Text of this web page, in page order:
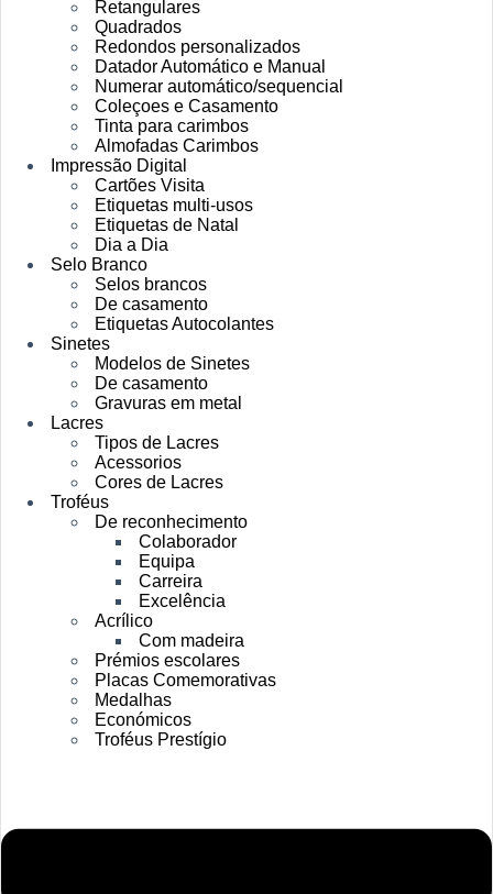
Retangulares
Quadrados
Redondos personalizados
Datador Automático e Manual
Numerar automático/sequencial
Coleçoes e Casamento
Tinta para carimbos
Almofadas Carimbos
Impressão Digital
Cartões Visita
Etiquetas multi-usos
Etiquetas de Natal
Dia a Dia
Selo Branco
Selos brancos
De casamento
Etiquetas Autocolantes
Sinetes
Modelos de Sinetes
De casamento
Gravuras em metal
Lacres
Tipos de Lacres
Acessorios
Cores de Lacres
Troféus
De reconhecimento
Colaborador
Equipa
Carreira
Excelência
Acrílico
Com madeira
Prémios escolares
Placas Comemorativas
Medalhas
Económicos
Troféus Prestígio